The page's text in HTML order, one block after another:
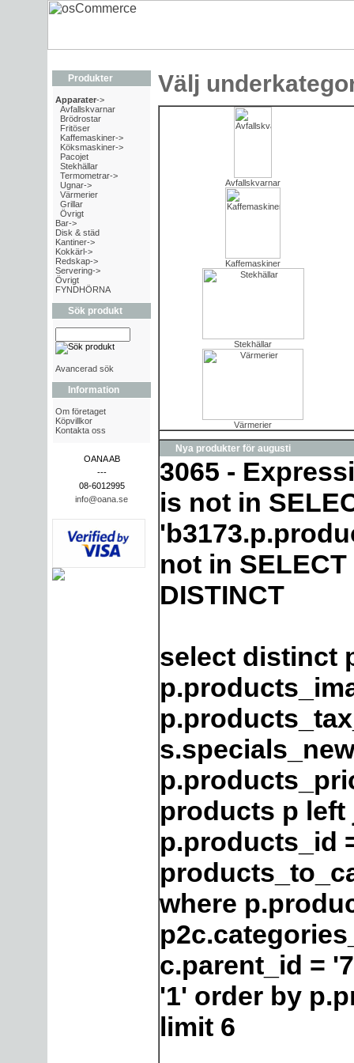
Produkter
Apparater->
Avfallskvarnar
Brödrostar
Fritöser
Kaffemaskiner->
Köksmaskiner->
Pacojet
Stekhällar
Termometrar->
Ugnar->
Värmerier
Grillar
Övrigt
Bar->
Disk & städ
Kantiner->
Kokkärl->
Redskap->
Servering->
Övrigt
FYNDHÖRNA
Sök produkt
Avancerad sök
Information
Om företaget
Köpvillkor
Kontakta oss
OANA AB
---
08-6012995
info@oana.se
Välj
Avfallskvarnar
Kaffemaskiner
Stekhällar
Värmerier
Nya produkter för augusti
3065 -
is not in
not in
DISTINCT
select distinct
products p
p.products_id
where
c.parent_id =
'1' order by
limit 6